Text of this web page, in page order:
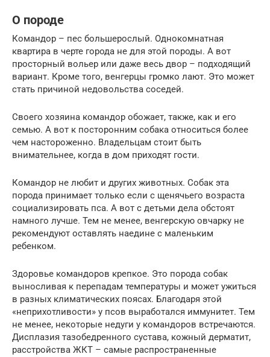
О породе
Командор – пес большерослый. Однокомнатная
квартира в черте города не для этой породы. А вот
просторный вольер или даже весь двор – подходящий
вариант. Кроме того, венгерцы громко лают. Это может
стать причиной недовольства соседей.
Своего хозяина командор обожает, также, как и его
семью. А вот к посторонним собака относиться более
чем настороженно. Владельцам стоит быть
внимательнее, когда в дом приходят гости.
Командор не любит и других животных. Собак эта
порода принимает только если с щенячьего возраста
социализировать пса. А вот с детьми дела обстоят
намного лучше. Тем не менее, венгерскую овчарку не
рекомендуют оставлять наедине с маленьким
ребенком.
Здоровье командоров крепкое. Это порода собак
выносливая к перепадам температуры и может ужиться
в разных климатических поясах. Благодаря этой
«неприхотливости» у псов выработался иммунитет. Тем
не менее, некоторые недуги у командоров встречаются.
Дисплазия тазобедренного сустава, кожный дерматит,
расстройства ЖКТ – самые распространенные